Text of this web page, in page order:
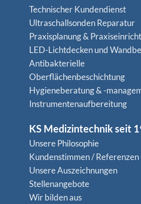
Technischer Kundendienst
Ultraschallsonden Reparatur
Praxisplanung &
LED-Lichtdecken und
Antibakterielle
Oberflächenbeschichtung
Hygieneberatung & -
Instrumentenaufbereitung
KS Medizintechnik seit
Unsere Philosophie
Kundenstimmen / Referenzen
Unsere Auszeichnungen
Stellenangebote
Wir bilden aus